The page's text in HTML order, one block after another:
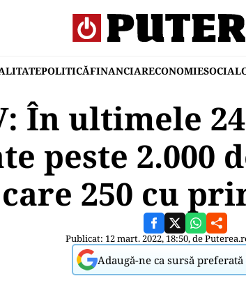
POLITICĂFINANCIARECONOMIESOCIAL
În ultimele
peste 2.000
care 250 cu
Publicat: 12 mart. 2022, 18:50, de
Adaugă-ne ca sursă